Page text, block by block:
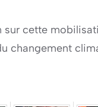
sur cette
changement